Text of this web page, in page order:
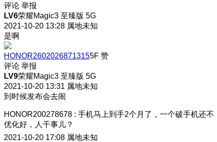
评论 举报
LV6荣耀Magic3 至臻版 5G
2021-10-20 13:28 属地未知
是啊
HONOR26020268713155F 赞
评论 举报
LV9荣耀Magic3 至臻版 5G
2021-10-20 13:31 属地未知
到时候发布会去闹
HONOR200278678 : 手机马上到手2个月了，一个破手机还不
优化好，人干事儿？
2021-10-20 17:08 属地未知